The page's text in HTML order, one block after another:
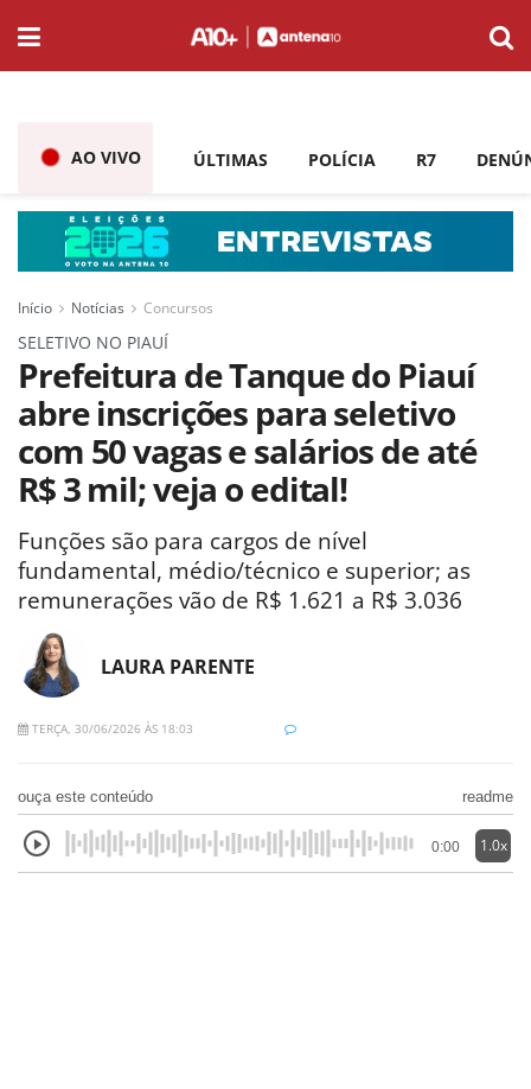
AO VIVO ÚLTIMAS POLÍCIA R7
Início Notícias Concursos
SELETIVO NO PIAUÍ
Prefeitura de Tanque do Piauí
abre inscrições para seletivo
com 50 vagas e salários de até
R$ 3 mil; veja o edital!
Funções são para cargos de nível
fundamental, médio/técnico e superior; as
remunerações vão de R$ 1.621 a R$ 3.036
LAURA PARENTE
TERÇA, 30/06/2026 ÀS 18:03
ouça este conteúdo readme
0:00 1.0x